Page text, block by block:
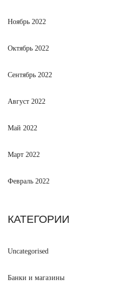
Ноябрь 2022
Октябрь 2022
Сентябрь 2022
Август 2022
Май 2022
Март 2022
Февраль 2022
КАТЕГОРИИ
Uncategorised
Банки и магазины